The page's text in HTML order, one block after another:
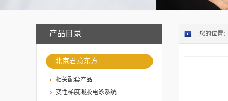
产品目录
北京君意东方
相关配套产品
变性梯度凝胶电泳系统
您的位置：